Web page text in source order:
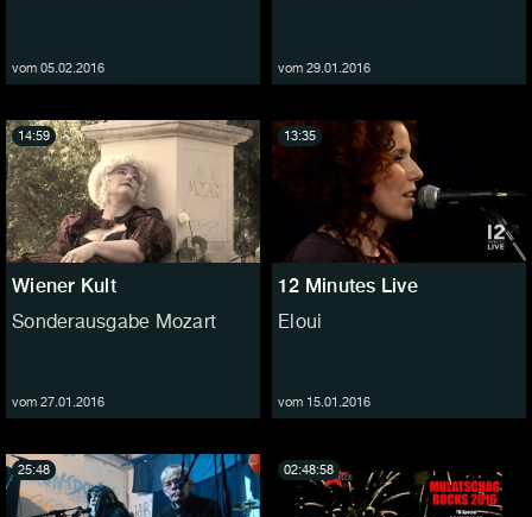
vom 05.02.2016 vom 29.01.2016
Wiener Kult
Sonderausgabe Mozart
vom 27.01.2016
14:59
12 Minutes Live
Eloui
vom 15.01.2016
13:35
25:48 02:48:58